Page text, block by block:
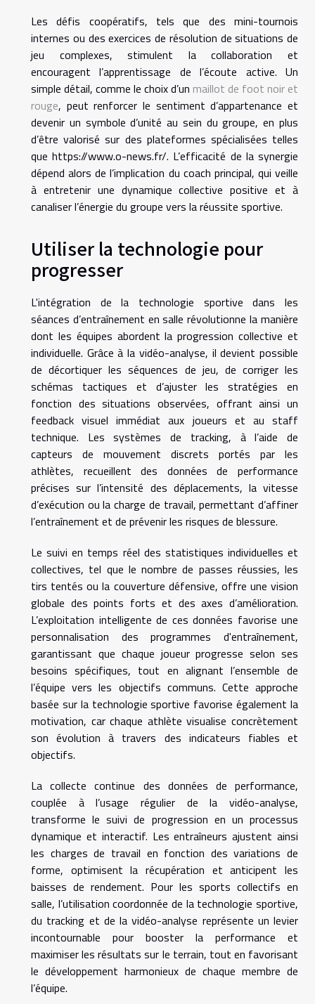
Les défis coopératifs, tels que des mini-tournois
internes ou des exercices de résolution de situations de
jeu complexes, stimulent la collaboration et
encouragent l’apprentissage de l’écoute active. Un
simple détail, comme le choix d’un maillot de foot noir et
rouge, peut renforcer le sentiment d’appartenance et
devenir un symbole d’unité au sein du groupe, en plus
d’être valorisé sur des plateformes spécialisées telles
que https://www.o-news.fr/. L’efficacité de la synergie
dépend alors de l’implication du coach principal, qui veille
à entretenir une dynamique collective positive et à
canaliser l’énergie du groupe vers la réussite sportive.
Utiliser la technologie pour
progresser
L'intégration de la technologie sportive dans les
séances d’entraînement en salle révolutionne la manière
dont les équipes abordent la progression collective et
individuelle. Grâce à la vidéo-analyse, il devient possible
de décortiquer les séquences de jeu, de corriger les
schémas tactiques et d’ajuster les stratégies en
fonction des situations observées, offrant ainsi un
feedback visuel immédiat aux joueurs et au staff
technique. Les systèmes de tracking, à l’aide de
capteurs de mouvement discrets portés par les
athlètes, recueillent des données de performance
précises sur l’intensité des déplacements, la vitesse
d’exécution ou la charge de travail, permettant d’affiner
l’entraînement et de prévenir les risques de blessure.
Le suivi en temps réel des statistiques individuelles et
collectives, tel que le nombre de passes réussies, les
tirs tentés ou la couverture défensive, offre une vision
globale des points forts et des axes d’amélioration.
L’exploitation intelligente de ces données favorise une
personnalisation des programmes d'entraînement,
garantissant que chaque joueur progresse selon ses
besoins spécifiques, tout en alignant l’ensemble de
l’équipe vers les objectifs communs. Cette approche
basée sur la technologie sportive favorise également la
motivation, car chaque athlète visualise concrètement
son évolution à travers des indicateurs fiables et
objectifs.
La collecte continue des données de performance,
couplée à l’usage régulier de la vidéo-analyse,
transforme le suivi de progression en un processus
dynamique et interactif. Les entraîneurs ajustent ainsi
les charges de travail en fonction des variations de
forme, optimisent la récupération et anticipent les
baisses de rendement. Pour les sports collectifs en
salle, l’utilisation coordonnée de la technologie sportive,
du tracking et de la vidéo-analyse représente un levier
incontournable pour booster la performance et
maximiser les résultats sur le terrain, tout en favorisant
le développement harmonieux de chaque membre de
l’équipe.